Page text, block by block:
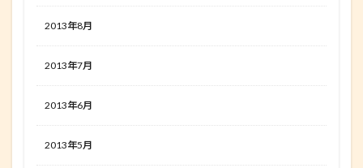
2013年8月
2013年7月
2013年6月
2013年5月